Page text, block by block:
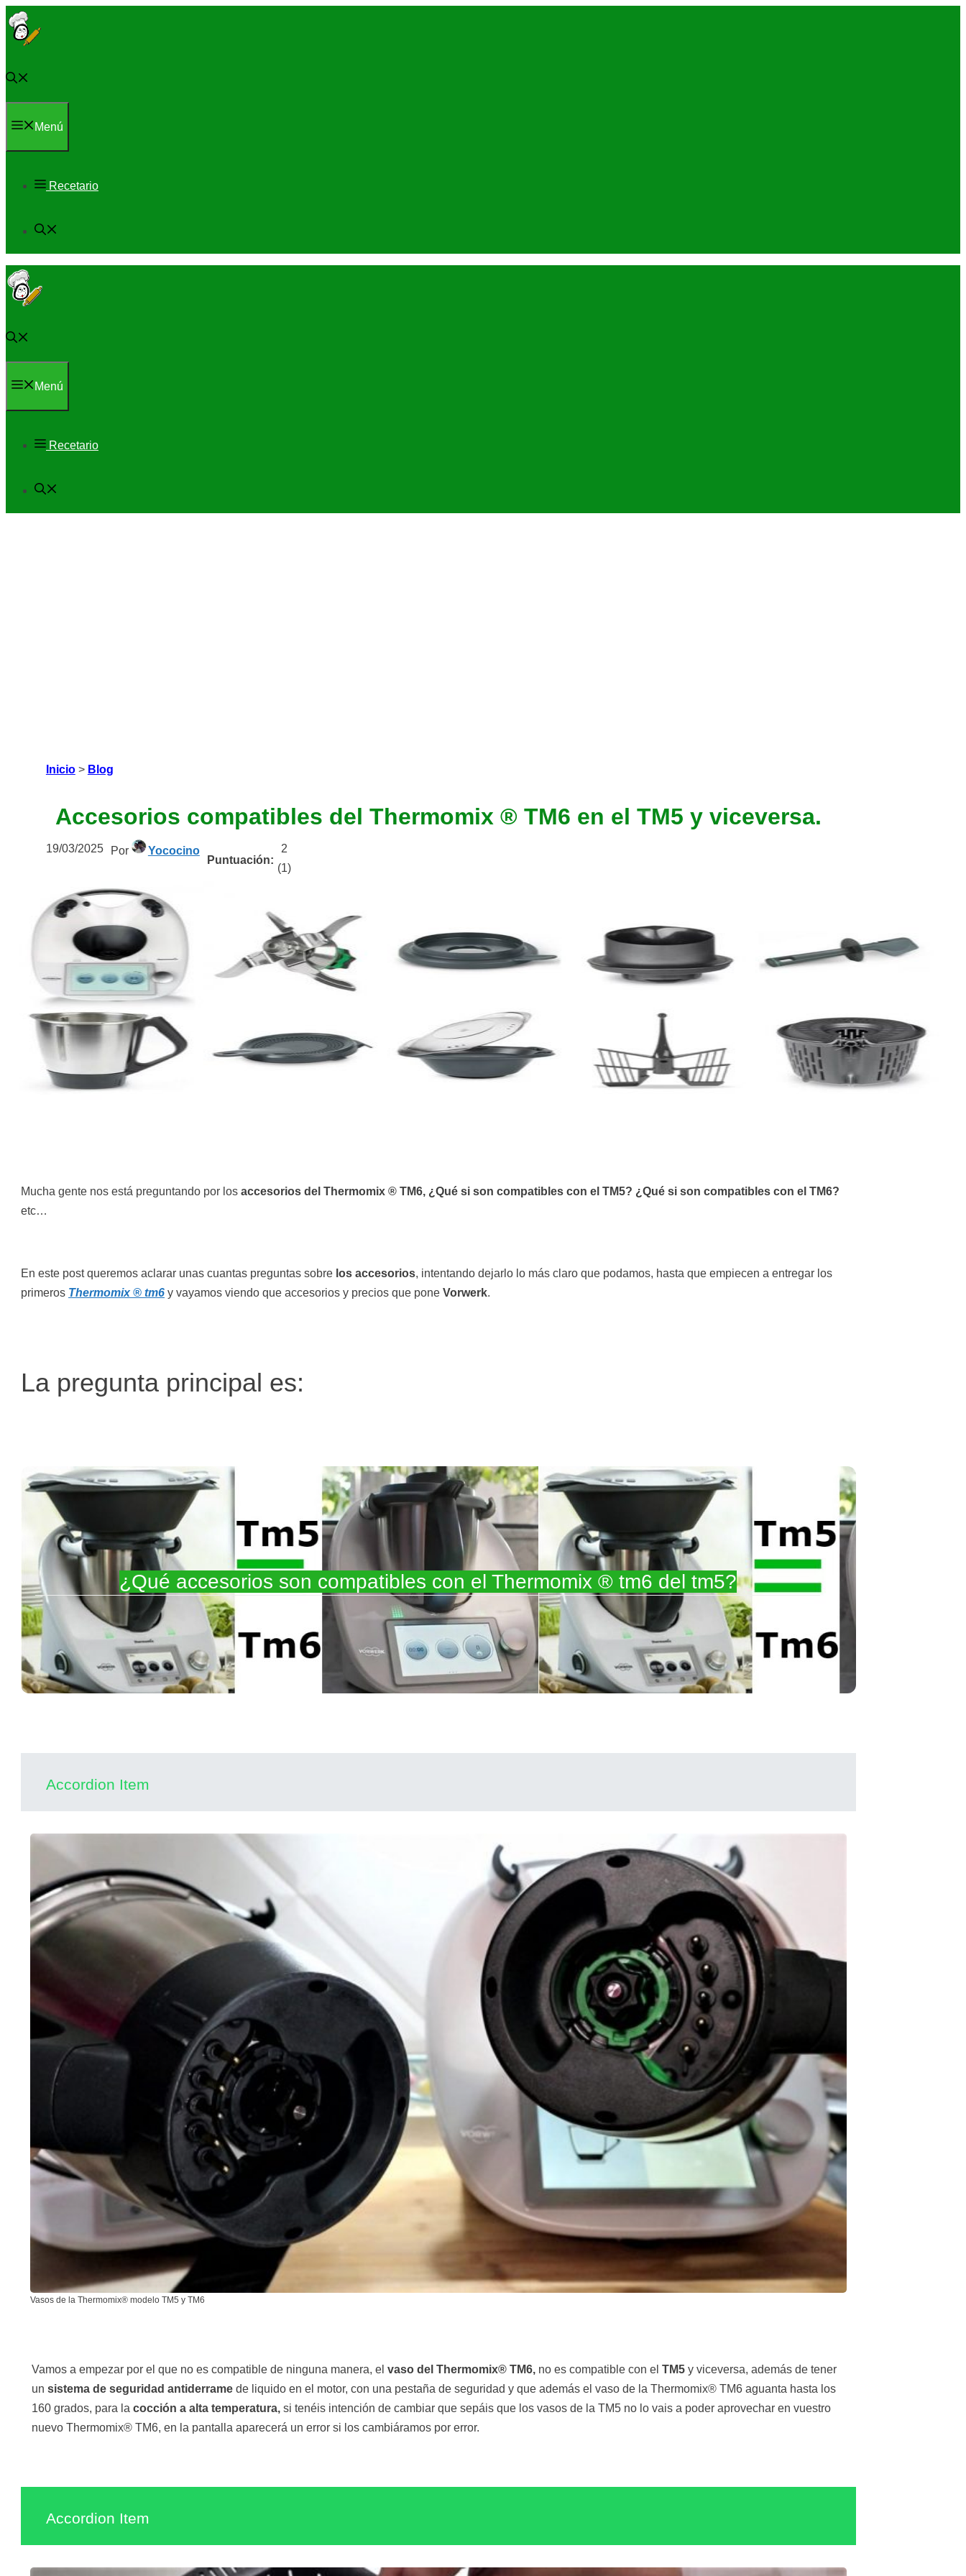
Saltar
al
Menú
Recetario
Menú
Recetario
Inicio> Blog
Accesorios compatibles del Thermomix ® TM6 en el TM5 y viceversa.
19/03/2025 Por Yococino
Puntuación:
2
(1)
Mucha gente nos está preguntando por los accesorios del Thermomix ® TM6, ¿Qué si son compatibles con el TM5? ¿Qué si son compatibles con el TM6?
etc…
En este post queremos aclarar unas cuantas preguntas sobre los accesorios, intentando dejarlo lo más claro que podamos, hasta que empiecen a entregar los
primeros Thermomix ® tm6 y vayamos viendo que accesorios y precios que pone Vorwerk.
La pregunta principal es:
¿Qué accesorios son compatibles con el Thermomix ® tm6 del tm5?
Accordion Item
Vasos de la Thermomix® modelo TM5 y TM6
Vamos a empezar por el que no es compatible de ninguna manera, el vaso del Thermomix® TM6, no es compatible con el TM5 y viceversa, además de tener
un sistema de seguridad antiderrame de liquido en el motor, con una pestaña de seguridad y que además el vaso de la Thermomix® TM6 aguanta hasta los
160 grados, para la cocción a alta temperatura, si tenéis intención de cambiar que sepáis que los vasos de la TM5 no lo vais a poder aprovechar en vuestro
nuevo Thermomix® TM6, en la pantalla aparecerá un error si los cambiáramos por error.
Accordion Item